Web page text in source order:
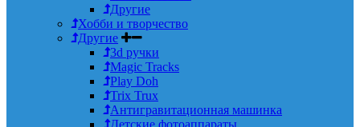
Другие
Хобби и творчество
Другие
3d ручки
Magic Tracks
Play Doh
Trix Trux
Антигравитационная машинка
Детские фотоаппараты